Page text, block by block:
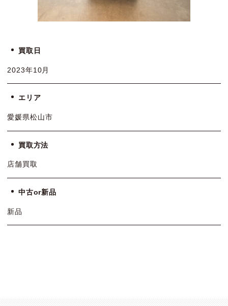
買取日
2023年10月
エリア
愛媛県松山市
買取方法
店舗買取
中古or新品
新品